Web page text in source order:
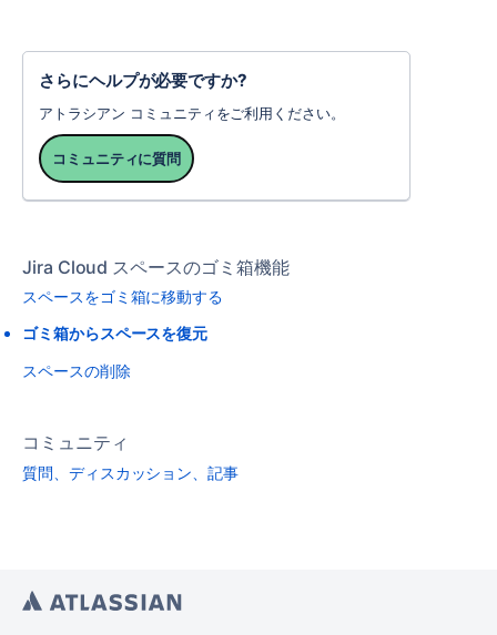
さらにヘルプが必要ですか?
アトラシアン コミュニティをご利用ください。
コミュニティに質問
Jira Cloud スペースのゴミ箱機能
スペースをゴミ箱に移動する
ゴミ箱からスペースを復元
スペースの削除
コミュニティ
質問、ディスカッション、記事